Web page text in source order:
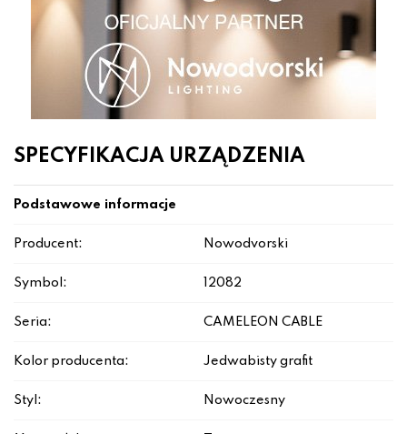
SPECYFIKACJA URZĄDZENIA
Podstawowe informacje
Producent: Nowodvorski
Symbol: 12082
Seria: CAMELEON CABLE
Kolor producenta: Jedwabisty grafit
Styl: Nowoczesny